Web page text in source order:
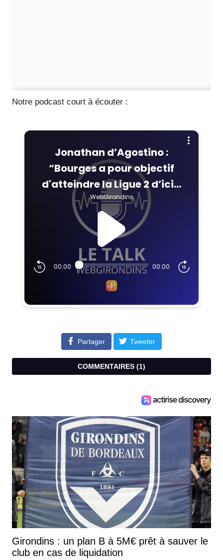
Notre podcast court à écouter :
Partager Tweeter
COMMENTAIRES (1)
Girondins : un plan B à 5M€ prêt à sauver le
club en cas de liquidation